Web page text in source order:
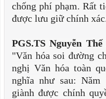
chống phí phạm. Rất
được lưu giữ chính
PGS.TS Nguyễn
"Văn hóa soi đường
nghị Văn hóa toàn
nghĩa như sau:
giành được chính